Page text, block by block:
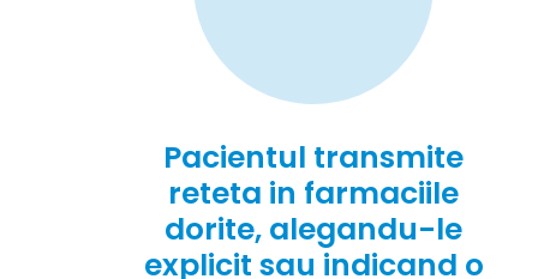
Pacientul transmite
reteta in farmaciile
dorite, alegandu-le
explicit sau indicand o